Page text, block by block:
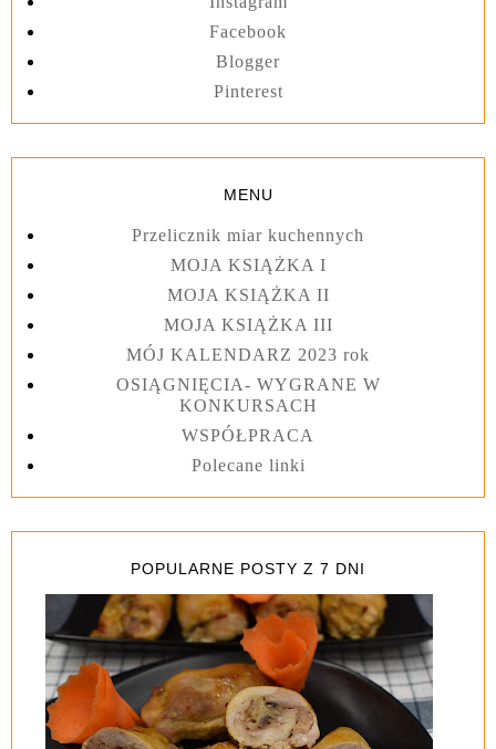
Facebook
Blogger
Pinterest
MENU
Przelicznik miar kuchennych
MOJA KSIĄŻKA I
MOJA KSIĄŻKA II
MOJA KSIĄŻKA III
MÓJ KALENDARZ 2023 rok
OSIĄGNIĘCIA- WYGRANE W
KONKURSACH
WSPÓŁPRACA
Polecane linki
POPULARNE POSTY Z 7 DNI